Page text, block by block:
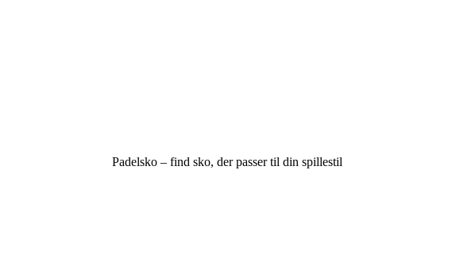
Padelsko – find sko, der passer til din spillestil